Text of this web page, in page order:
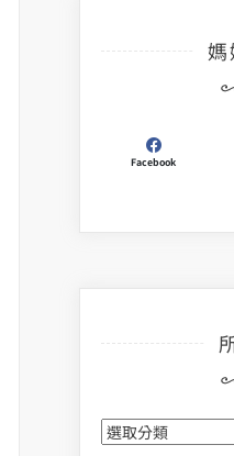
Facebook
所
有